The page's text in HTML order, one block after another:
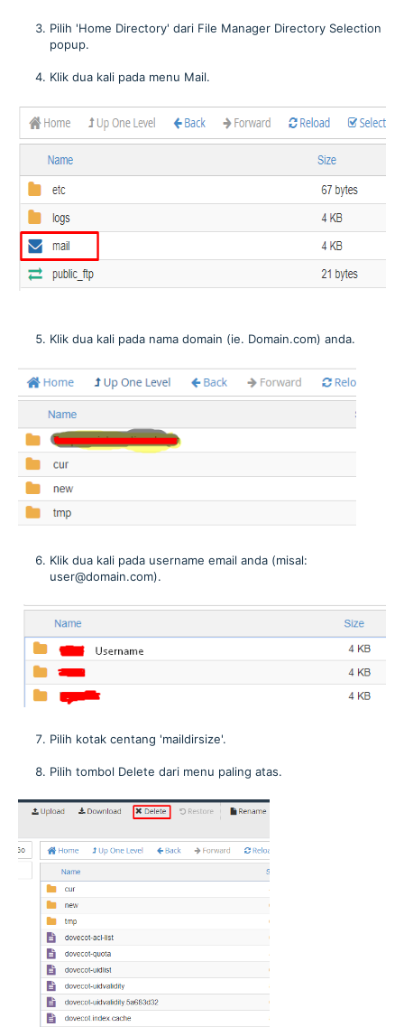
Pilih 'Home Directory' dari File Manager Directory Selection
popup.
Klik dua kali pada menu Mail.
Klik dua kali pada nama domain (ie. Domain.com) anda.
Klik dua kali pada username email anda (misal:
user@domain.com).
Pilih kotak centang 'maildirsize'.
Pilih tombol Delete dari menu paling atas.